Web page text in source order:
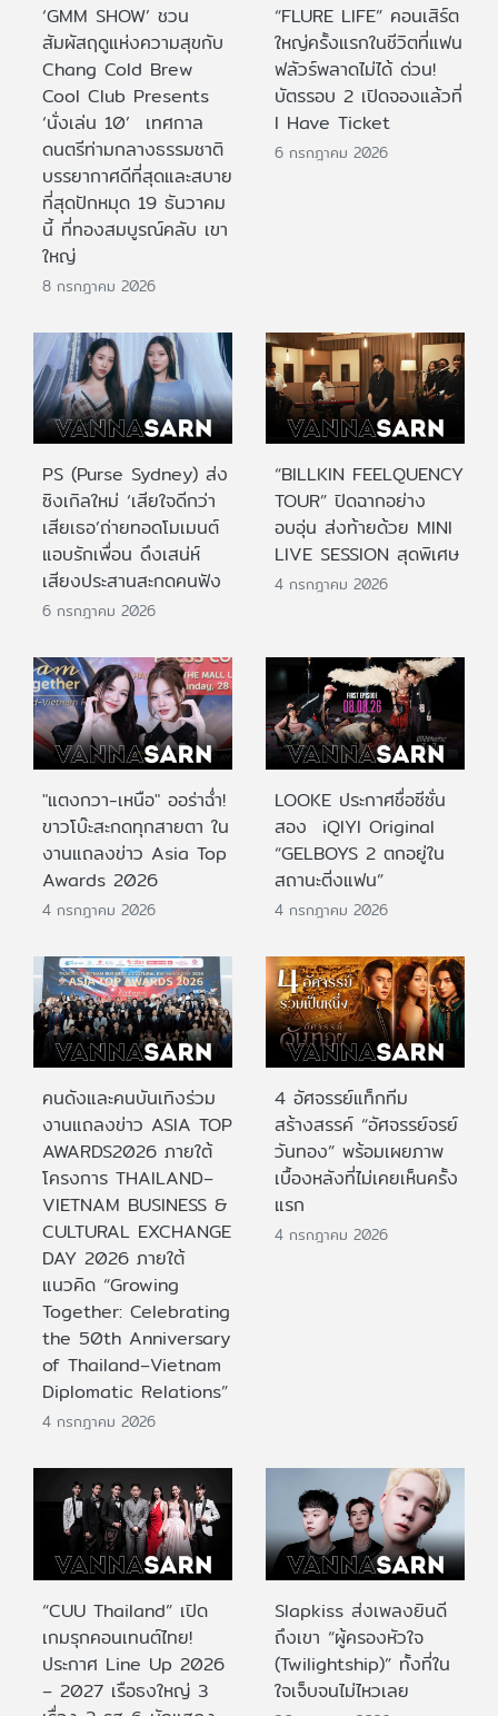
‘GMM SHOW’ ชวน
สัมผัสฤดูแห่งความสุขกับ
Chang Cold Brew
Cool Club Presents
‘นั่งเล่น 10’ เทศกาล
ดนตรีท่ามกลางธรรมชาติ
บรรยากาศดีที่สุดและสบาย
ที่สุดปักหมุด 19 ธันวาคม
นี้ ที่ทองสมบูรณ์คลับ เขา
ใหญ่
8 กรกฎาคม 2026
“FLURE LIFE” คอนเสิร์ต
ใหญ่ครั้งแรกในชีวิตที่แฟน
ฟลัวร์พลาดไม่ได้ ด่วน!
บัตรรอบ 2 เปิดจองแล้วที่
I Have Ticket
6 กรกฎาคม 2026
PS (Purse Sydney) ส่ง
ซิงเกิลใหม่ ‘เสียใจดีกว่า
เสียเธอ’ถ่ายทอดโมเมนต์
แอบรักเพื่อน ดึงเสน่ห์
เสียงประสานสะกดคนฟัง
6 กรกฎาคม 2026
“BILLKIN FEELQUENCY
TOUR” ปิดฉากอย่าง
อบอุ่น ส่งท้ายด้วย MINI
LIVE SESSION สุดพิเศษ
4 กรกฎาคม 2026
"แตงกวา-เหนือ" ออร่าฉ่ำ!
ขาวโบ๊ะสะกดทุกสายตา ใน
งานแถลงข่าว Asia Top
Awards 2026
4 กรกฎาคม 2026
LOOKE ประกาศชื่อซีซั่น
สอง iQIYI Original
“GELBOYS 2 ตกอยู่ใน
สถานะติ่งแฟน”
4 กรกฎาคม 2026
คนดังและคนบันเทิงร่วม
งานแถลงข่าว ASIA TOP
AWARDS2026 ภายใต้
โครงการ THAILAND–
VIETNAM BUSINESS &
CULTURAL EXCHANGE
DAY 2026 ภายใต้
แนวคิด “Growing
Together: Celebrating
the 50th Anniversary
of Thailand–Vietnam
Diplomatic Relations”
4 กรกฎาคม 2026
4 อัศจรรย์แท็กทีม
สร้างสรรค์ “อัศจรรย์จรย์
วันทอง” พร้อมเผยภาพ
เบื้องหลังที่ไม่เคยเห็นครั้ง
แรก
4 กรกฎาคม 2026
“CUU Thailand” เปิด
เกมรุกคอนเทนต์ไทย!
ประกาศ Line Up 2026
– 2027 เรือธงใหญ่ 3
Slapkiss ส่งเพลงยินดี
ถึงเขา “ผู้ครองหัวใจ
(Twilightship)” ทั้งที่ใน
ใจเจ็บจนไม่ไหวเลย